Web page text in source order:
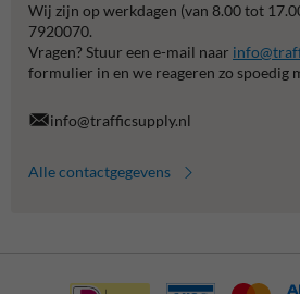
Wij zijn op werkdagen (van 8.00 tot
7920070.
Vragen? Stuur een e-mail naar
formulier in en we reageren zo spoedig
info@trafficsupply.nl
Alle contactgegevens